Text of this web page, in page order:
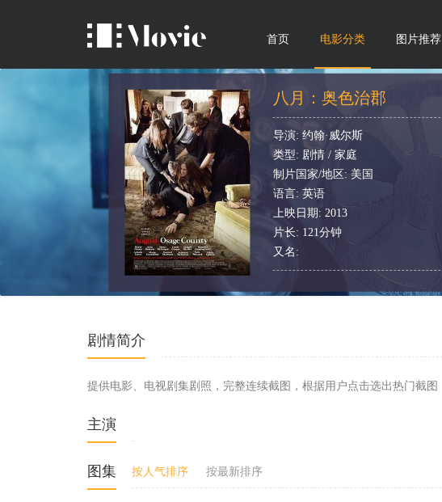
首页 电影分类 图片推荐
八月：奥色治郡
导演: 约翰·威尔斯
类型: 剧情 / 家庭
制片国家/地区: 美国
语言: 英语
上映日期: 2013
片长: 121分钟
又名:
剧情简介
提供电影、电视剧集剧照，完整连续截图，根据用户点击选出热门截图
主演
图集 按人气排序 按最新排序